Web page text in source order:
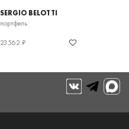
SERGIO BELOTTI
портфель
23562 ₽